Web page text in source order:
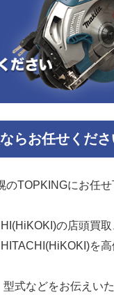
らお任せくださ
TOPKINGにお任せ
の店頭買取
を高
式などをお伝えい